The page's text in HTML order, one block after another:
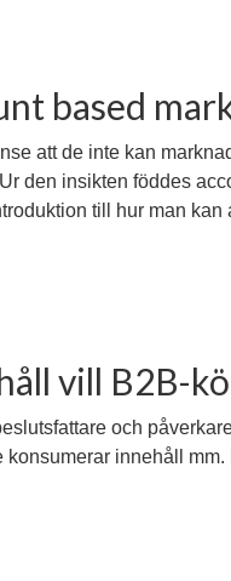
based
att de inte kan
den insikten föddes
till hur man kan
vill B2B-
och
konsumerar innehåll